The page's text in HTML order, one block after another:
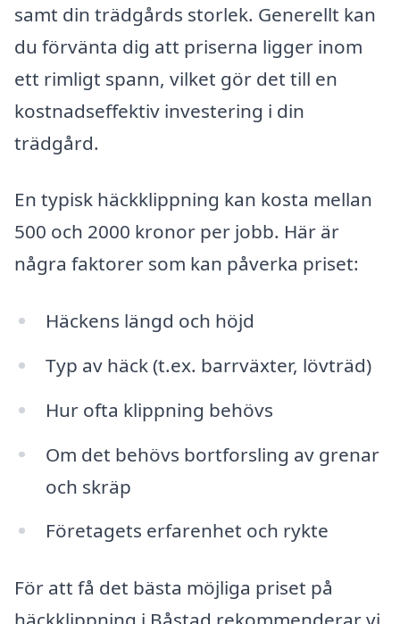
samt din trädgårds storlek. Generellt kan
du förvänta dig att priserna ligger inom
ett rimligt spann, vilket gör det till en
kostnadseffektiv investering i din
trädgård.
En typisk häckklippning kan kosta mellan
500 och 2000 kronor per jobb. Här är
några faktorer som kan påverka priset:
Häckens längd och höjd
Typ av häck (t.ex. barrväxter, lövträd)
Hur ofta klippning behövs
Om det behövs bortforsling av grenar
och skräp
Företagets erfarenhet och rykte
För att få det bästa möjliga priset på